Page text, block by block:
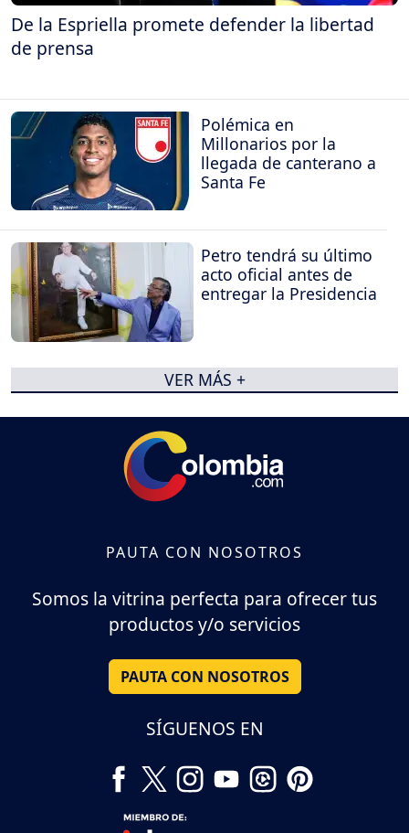
De la Espriella promete defender la libertad
de prensa
Polémica en
Millonarios por la
llegada de canterano a
Santa Fe
Petro tendrá su último
acto oficial antes de
entregar la Presidencia
VER MÁS +
PAUTA CON NOSOTROS
Somos la vitrina perfecta para ofrecer tus
productos y/o servicios
PAUTA CON NOSOTROS
SÍGUENOS EN